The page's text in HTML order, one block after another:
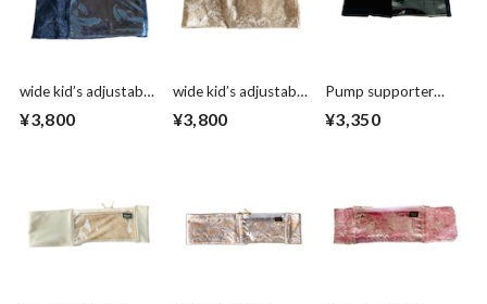
wide kid’s adjustable
イドサポーター ブ
¥3,800
wide kid’s adjustable
イドサポーター ベ
¥3,800
Pump supporter
¥3,350